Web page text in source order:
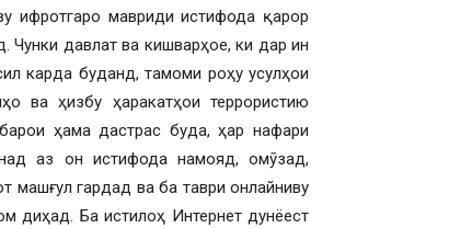
ифротгаро мавриди истифода қарор
давлат ва кишварҳое, ки дар ин
карда буданд, тамоми роҳу усулҳои
ва ҳизбу ҳаракатҳои террористию
ҳама дастрас буда, ҳар нафари
аз он истифода намояд, омӯзад,
машғул гардад ва ба таври онлайниву
диҳад. Ба истилоҳ Интернет дунёест